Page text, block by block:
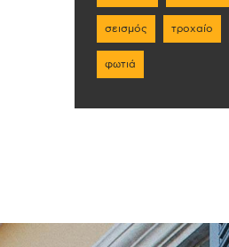
σεισμός τροχαίο
φωτιά